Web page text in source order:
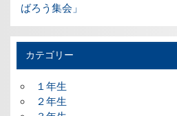
ばろう集会」
カテゴリー
１年生
２年生